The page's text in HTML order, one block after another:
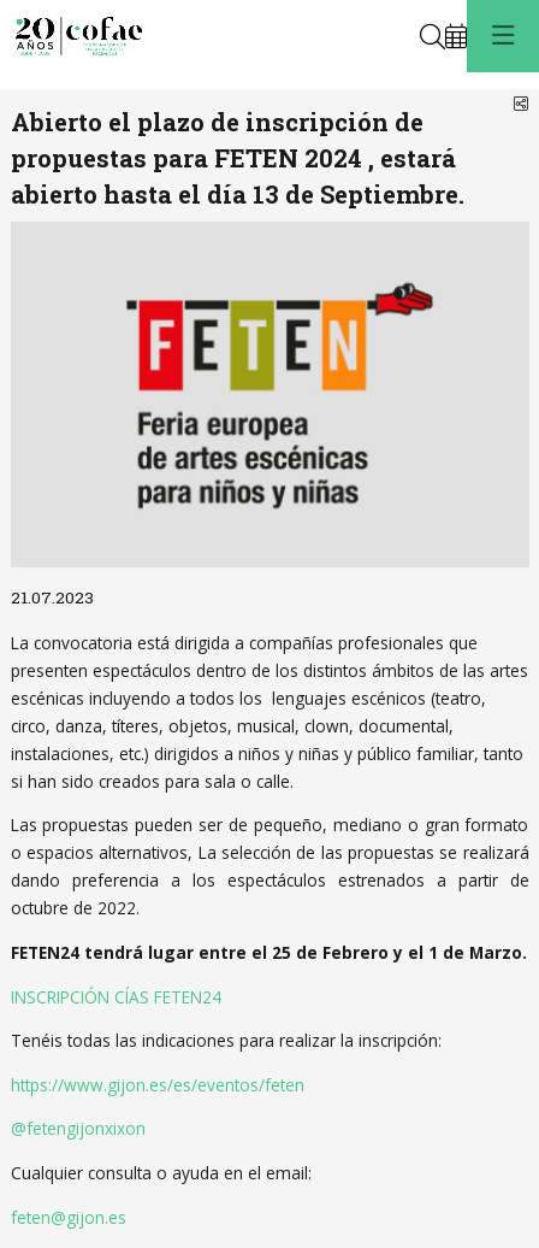
Buscar
Abierto el plazo de inscripción de
propuestas para FETEN 2024 , estará
abierto hasta el día 13 de Septiembre.
21.07.2023
La convocatoria está dirigida a compañías profesionales que
presenten espectáculos dentro de los distintos ámbitos de las artes
escénicas incluyendo a todos los lenguajes escénicos (teatro,
circo, danza, títeres, objetos, musical, clown, documental,
instalaciones, etc.) dirigidos a niños y niñas y público familiar, tanto
si han sido creados para sala o calle.
Las propuestas pueden ser de pequeño, mediano o gran formato
o espacios alternativos, La selección de las propuestas se realizará
dando preferencia a los espectáculos estrenados a partir de
octubre de 2022.
FETEN24 tendrá lugar entre el 25 de Febrero y el 1 de Marzo.
INSCRIPCIÓN CÍAS FETEN24
Tenéis todas las indicaciones para realizar la inscripción:
https://www.gijon.es/es/eventos/feten
@fetengijonxixon
Cualquier consulta o ayuda en el email:
feten@gijon.es